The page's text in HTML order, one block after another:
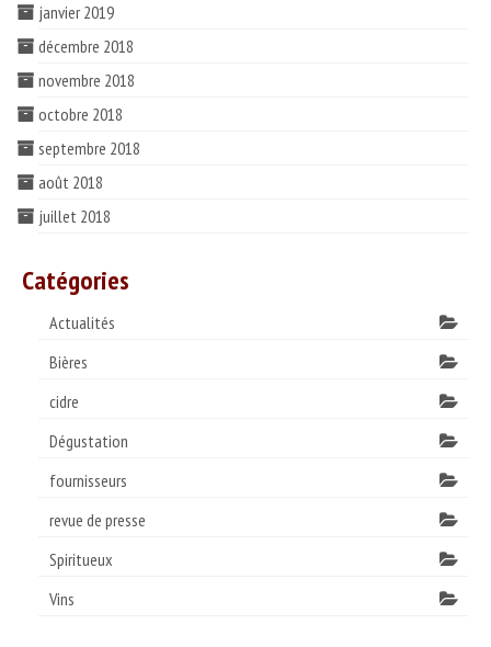
janvier 2019
décembre 2018
novembre 2018
octobre 2018
septembre 2018
août 2018
juillet 2018
Catégories
Actualités
Bières
cidre
Dégustation
fournisseurs
revue de presse
Spiritueux
Vins